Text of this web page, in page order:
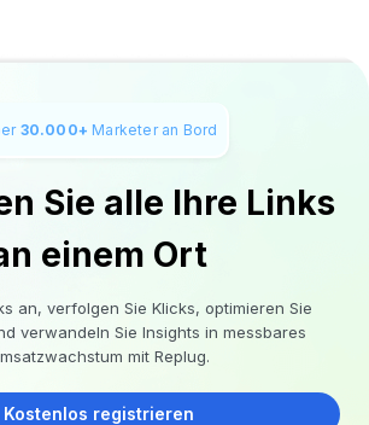
30.000+ Marketer an Bord
Sie alle Ihre Links
einem Ort
an, verfolgen Sie Klicks, optimieren Sie
verwandeln Sie Insights in messbares
mit Replug.
Kostenlos registrieren